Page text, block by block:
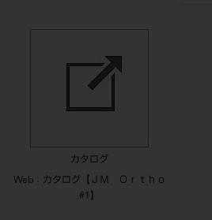
カタログ
Web：カタログ【ＪＭ Ｏｒｔｈｏ
#1】